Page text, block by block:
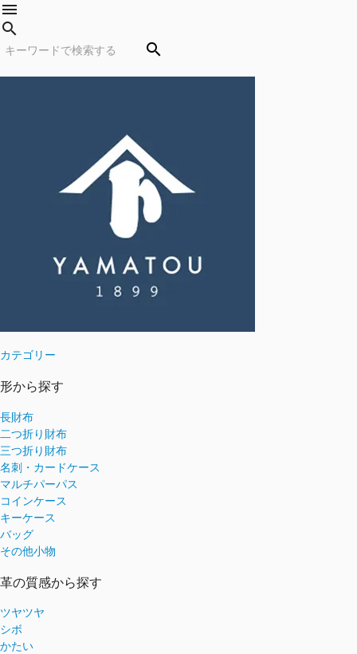
menu
search
search
カテゴリー
形から探す
長財布
二つ折り財布
三つ折り財布
名刺・カードケース
マルチパーパス
コインケース
キーケース
バッグ
その他小物
革の質感から探す
ツヤツヤ
シボ
かたい